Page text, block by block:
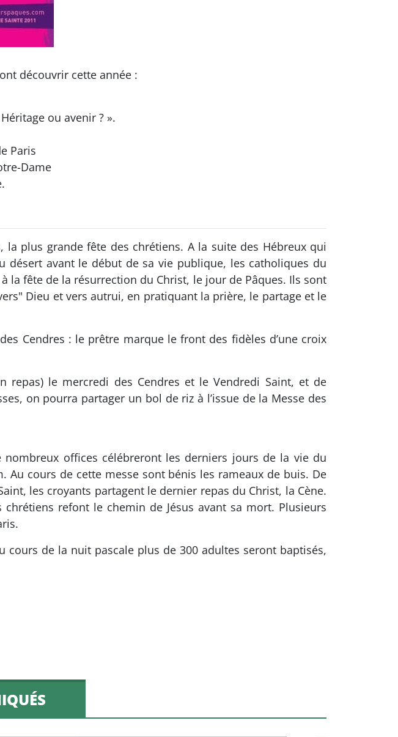
découvrir cette année :
ou avenir ? ».
Paris
Dame
la plus grande fête des chrétiens. A la suite des Hébreux qui
avant le début de sa vie publique, les catholiques du
fête de la résurrection du Christ, le jour de Pâques. Ils sont
Dieu et vers autrui, en pratiquant la prière, le partage et le
Cendres : le prêtre marque le front des fidèles d’une croix
repas) le mercredi des Cendres et le Vendredi Saint, et de
on pourra partager un bol de riz à l’issue de la Messe des
offices célébreront les derniers jours de la vie du
Au cours de cette messe sont bénis les rameaux de buis. De
les croyants partagent le dernier repas du Christ, la Cène.
refont le chemin de Jésus avant sa mort. Plusieurs
de la nuit pascale plus de 300 adultes seront baptisés,